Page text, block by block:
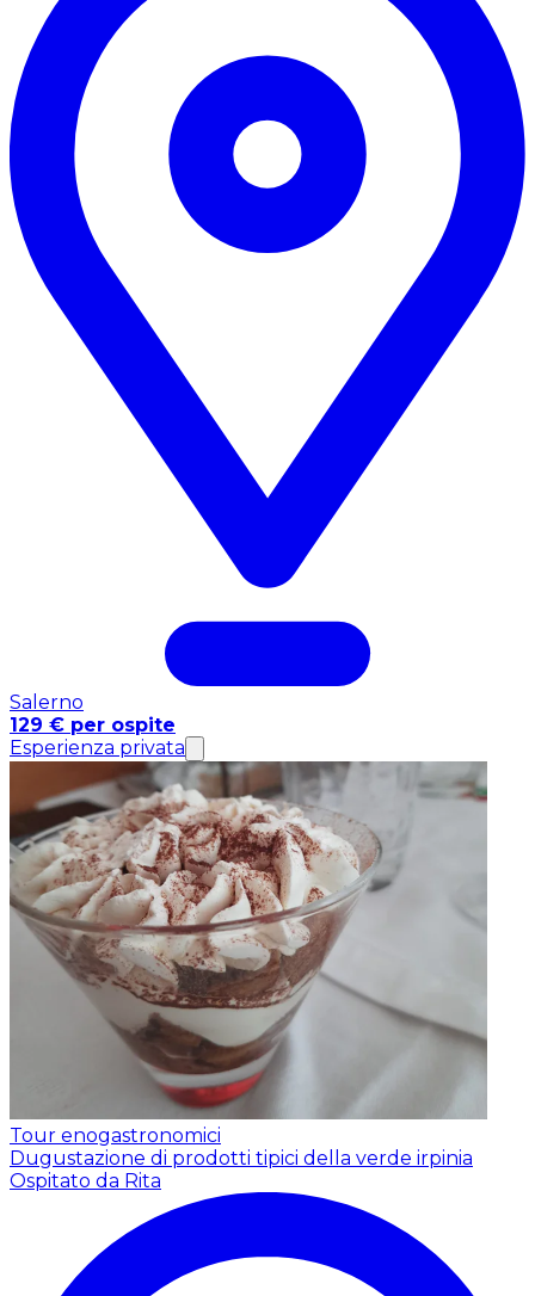
Salerno
129 € per ospite
Esperienza privata
Tour enogastronomici
Dugustazione di prodotti tipici della verde irpinia
Ospitato da Rita